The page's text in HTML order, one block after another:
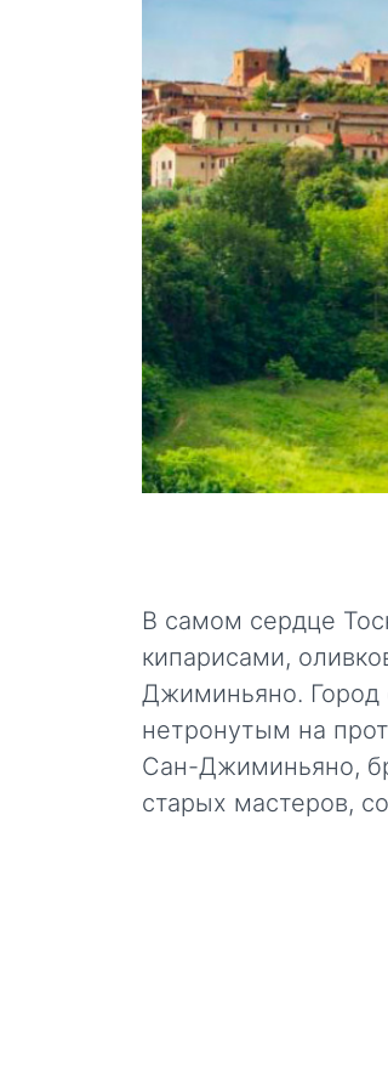
В самом сердце
кипарисами,
Джиминьяно. Город
нетронутым на
Сан-Джиминьяно,
старых мастеров,